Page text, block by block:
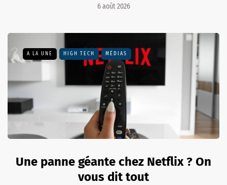
6 août 2026
A LA UNE HIGH TECH MÉDIAS
Une panne géante chez Netflix ? On
vous dit tout